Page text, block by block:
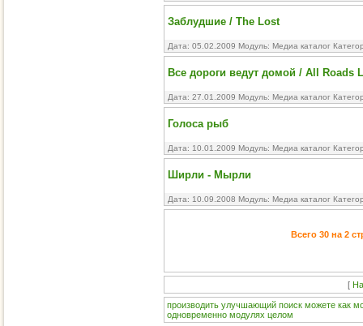
Заблудшие / The Lost
Дата: 05.02.2009 Модуль: Медиа каталог
Все дороги ведут домой / All Roads
Дата: 27.01.2009 Модуль: Медиа каталог
Голоса рыб
Дата: 10.01.2009 Модуль: Медиа каталог
Ширли - Мырли
Дата: 10.09.2008 Модуль: Медиа каталог
Всего 30 на 2
[
производить улучшающий поиск можете как
одновременно модулях целом